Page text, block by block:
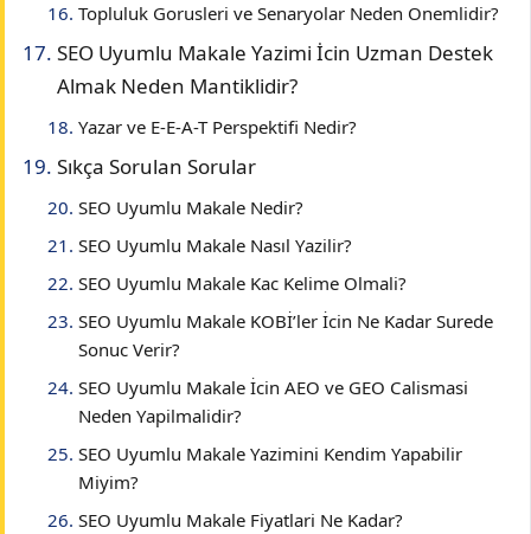
Topluluk Gorusleri ve Senaryolar Neden Onemlidir?
SEO Uyumlu Makale Yazimi İcin Uzman Destek
Almak Neden Mantiklidir?
Yazar ve E-E-A-T Perspektifi Nedir?
Sıkça Sorulan Sorular
SEO Uyumlu Makale Nedir?
SEO Uyumlu Makale Nasıl Yazilir?
SEO Uyumlu Makale Kac Kelime Olmali?
SEO Uyumlu Makale KOBİ’ler İcin Ne Kadar Surede
Sonuc Verir?
SEO Uyumlu Makale İcin AEO ve GEO Calismasi
Neden Yapilmalidir?
SEO Uyumlu Makale Yazimini Kendim Yapabilir
Miyim?
SEO Uyumlu Makale Fiyatlari Ne Kadar?